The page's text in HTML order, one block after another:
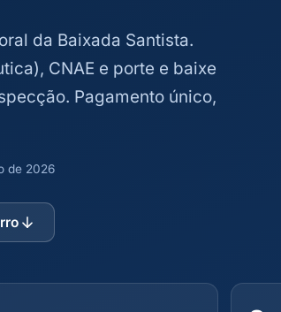
da Baixada Santista.
CNAE e porte e baixe
Pagamento único,
de 2026